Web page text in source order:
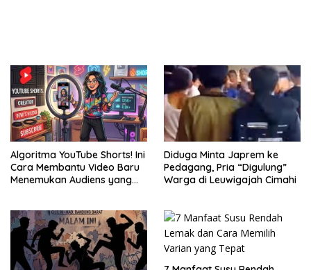
Algoritma YouTube Shorts! Ini
Cara Membantu Video Baru
Menemukan Audiens yang
Diduga Minta Japrem ke
Pedagang, Pria “Digulung”
Warga di Leuwigajah Cimahi